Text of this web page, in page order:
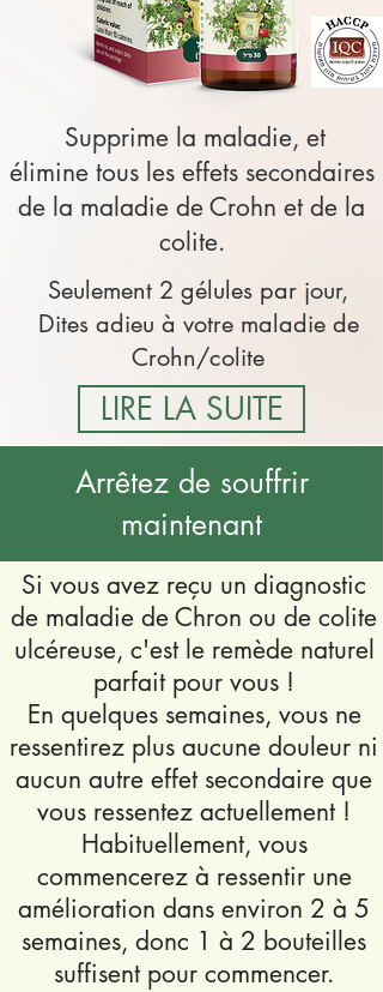
Supprime la maladie, et​​
élimine tous les effets secondaires
de la maladie de Crohn et de la
colite.
Seulement 2 gélules par jour,
Dites adieu à votre maladie de
Crohn/colite
LIRE LA SUITE
Arrêtez de souffrir
maintenant
Si vous avez reçu un diagnostic
de maladie de Chron ou de colite
ulcéreuse, c'est le remède naturel
parfait pour vous !
En quelques semaines, vous ne
ressentirez plus aucune douleur ni
aucun autre effet secondaire que
vous ressentez actuellement !
Habituellement, vous
commencerez à ressentir une
amélioration dans environ 2 à 5
semaines, donc 1 à 2 bouteilles
suffisent pour commencer.